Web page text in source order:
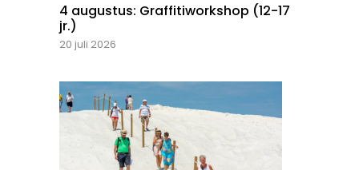
4 augustus: Graffitiworkshop (12-17
jr.)
20 juli 2026